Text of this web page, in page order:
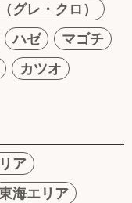
グレ・クロ）
ハゼ
マゴチ
カツオ
ア
海エリア